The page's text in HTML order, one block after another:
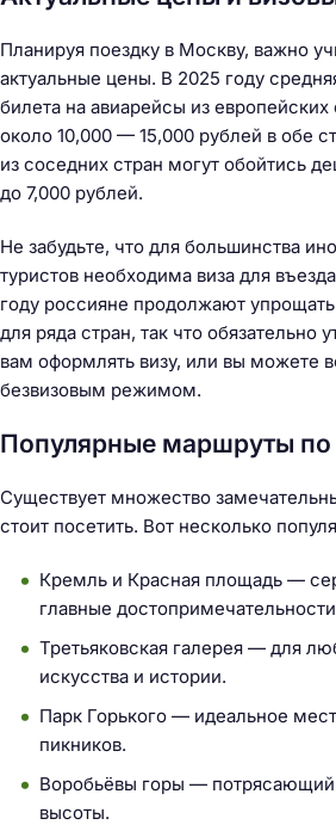
Планируя поездку в Москву, важно
актуальные цены. В 2025 году
билета на авиарейсы из европейских
около 10,000 — 15,000 рублей в обе
из соседних стран могут обойтись
до 7,000 рублей.
Не забудьте, что для большинства
туристов необходима виза для
году россияне продолжают
для ряда стран, так что обязательно
вам оформлять визу, или вы можете
безвизовым режимом.
Популярные маршруты
Существует множество
стоит посетить. Вот несколько
Кремль и Красная площадь —
главные
Третьяковская галерея — для
искусства и истории.
Парк Горького — идеальное
пикников.
Воробьёвы горы —
высоты.